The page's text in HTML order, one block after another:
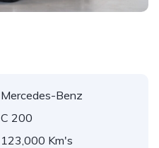
Mercedes-Benz
C 200
123,000 Km's